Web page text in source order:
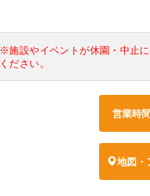
※施設やイベントが休園・中止
ください。
営業時
地図・